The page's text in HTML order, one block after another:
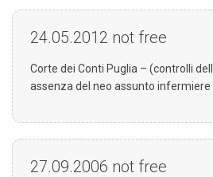
24.05.2012 not free
Corte dei Conti Puglia – (controlli
assenza del neo assunto
27.09.2006 not free